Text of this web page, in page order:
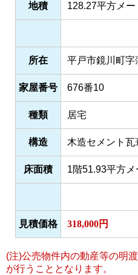
地積 128.27平方メー
所在 平戸市鏡川町
家屋番号 676番10
種類 居宅
構造 木造セメント瓦
床面積 1階51.93平方メ
見積価格 318,000円
(注)公売物件内の動産等の明
が行うこととなります。